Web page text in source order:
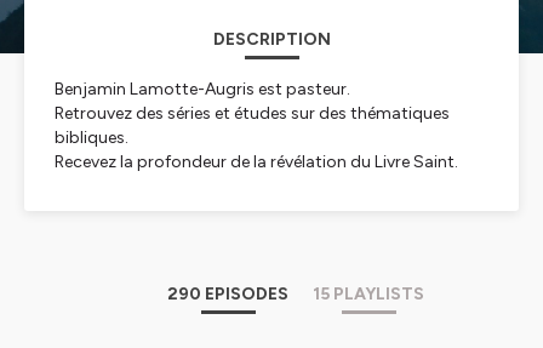
DESCRIPTION
Benjamin Lamotte-Augris est pasteur.
Retrouvez des séries et études sur des thématiques
bibliques.
Recevez la profondeur de la révélation du Livre Saint.
290 EPISODES
15 PLAYLISTS